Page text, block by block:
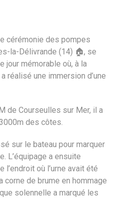
cérémonie des pompes
la-Délivrande (14) 🏠, se
jour mémorable où, à la
réalisé une immersion d’une
de Courseulles sur Mer, il a
des côtes.
sur le bateau pour marquer
L’équipage a ensuite
où l’urne avait été
corne de brume en hommage
solennelle a marqué les